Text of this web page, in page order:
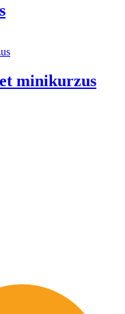
minikurzus